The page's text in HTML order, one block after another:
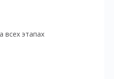
всех этапах